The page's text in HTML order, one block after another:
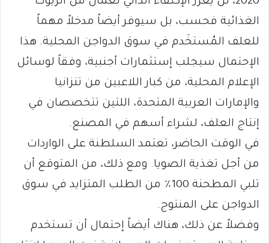
الغذائية فحسب، بل سيوفر أيضاً مدخلاً مهماً
للعلف المُستخَدم في سوق الدواجن المحلية. هذا
الإحتمال سيجلب إستثمارات أجنبية، وفقاً لوسائل
الإعلام المحلية، من كبار اللاعبين من تنزانيا
والإمارات العربية المتحدة، اللتين تتخصصان في
إنتاج العلف، لشراء أسهم في المصنع.
في الوقت الحاضر، تعتمد السلطنة على الواردات
من أجل تغذية الصويا. ومع ذلك، من المتوقع أن
تلبي المطحنة 100٪ من الطلب المتزايد في سوق
الدواجن على المنتوج.
وفضلاً عن ذلك، هناك أيضاً إحتمال أن تستخدم